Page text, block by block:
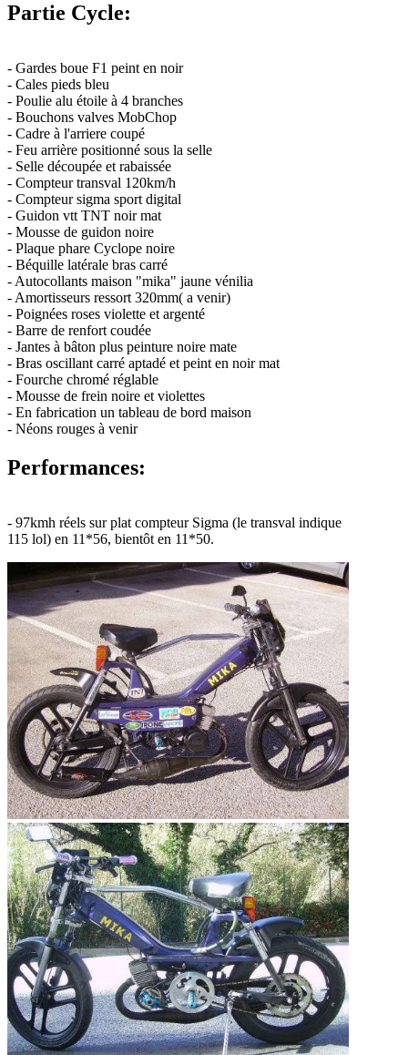
Partie Cycle:
- Gardes boue F1 peint en noir
- Cales pieds bleu
- Poulie alu étoile à 4 branches
- Bouchons valves MobChop
- Cadre à l'arriere coupé
- Feu arrière positionné sous la selle
- Selle découpée et rabaissée
- Compteur transval 120km/h
- Compteur sigma sport digital
- Guidon vtt TNT noir mat
- Mousse de guidon noire
- Plaque phare Cyclope noire
- Béquille latérale bras carré
- Autocollants maison "mika" jaune vénilia
- Amortisseurs ressort 320mm( a venir)
- Poignées roses violette et argenté
- Barre de renfort coudée
- Jantes à bâton plus peinture noire mate
- Bras oscillant carré aptadé et peint en noir mat
- Fourche chromé réglable
- Mousse de frein noire et violettes
- En fabrication un tableau de bord maison
- Néons rouges à venir
Performances:
- 97kmh réels sur plat compteur Sigma (le transval indique
115 lol) en 11*56, bientôt en 11*50.